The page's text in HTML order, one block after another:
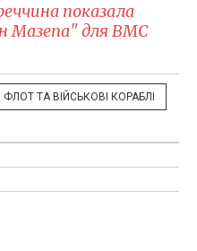
показала
Мазепа" для ВМС
ФЛОТ ТА ВІЙСЬКОВІ КОРАБЛІ